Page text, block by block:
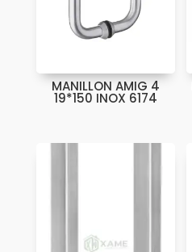
MANILLON AMIG 4
19*150 INOX 6174